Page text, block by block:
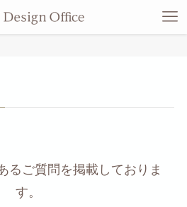
るご質問を掲載しておりま
す。